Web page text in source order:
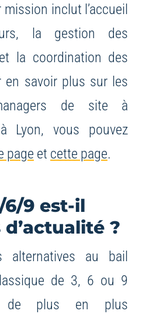
inclut l’accueil
la gestion des
la coordination des
en savoir plus sur les
de site à
Lyon, vous pouvez
page et cette page.
6/9 est-il
?
alternatives au bail
de 3, 6 ou 9
de plus en plus